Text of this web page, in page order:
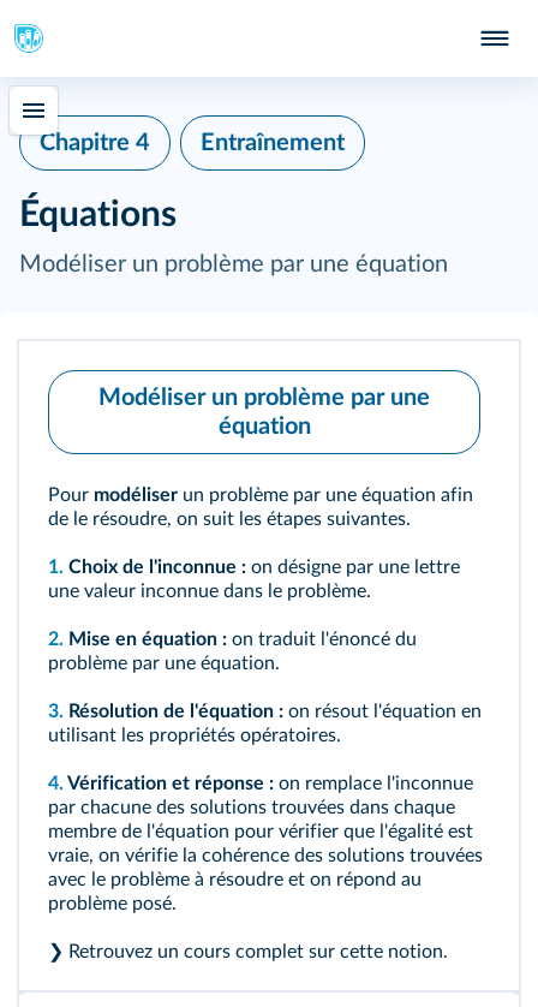
Chapitre 4 Entraînement
Équations
Modéliser un problème par une équation
Modéliser un problème par une
équation
Pour modéliser un problème par une équation afin
de le résoudre, on suit les étapes suivantes.
1. Choix de l'inconnue : on désigne par une lettre
une valeur inconnue dans le problème.
2. Mise en équation : on traduit l'énoncé du
problème par une équation.
3. Résolution de l'équation : on résout l'équation en
utilisant les propriétés opératoires.
4. Vérification et réponse : on remplace l'inconnue
par chacune des solutions trouvées dans chaque
membre de l'équation pour vérifier que l'égalité est
vraie, on vérifie la cohérence des solutions trouvées
avec le problème à résoudre et on répond au
problème posé.
❯ Retrouvez un cours complet sur cette notion.